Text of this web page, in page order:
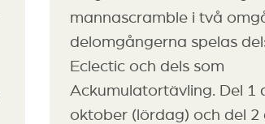
mannascramble i två
delomgångerna spelas
Eclectic och dels som
Ackumulatortävling. Del 1
oktober (lördag) och del 2